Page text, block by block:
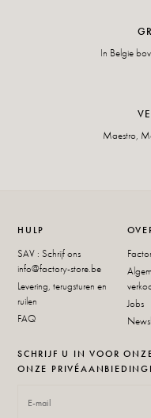
In Belgie
Maestro,
HULP
SAV : Schrijf ons
info@factory-store.be
Levering, terugsturen en
ruilen
FAQ
Jobs
SCHRIJF U IN VOOR
ONZE